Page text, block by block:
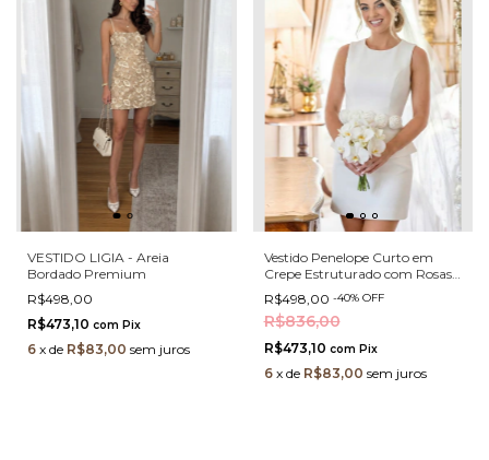
VESTIDO LIGIA - Areia
Bordado Premium
R$498,00
R$473,10 com Pix
6 x de R$83,00 sem juros
Vestido Penelope Curto em
Crepe Estruturado com Rosas
3D e Peplum
R$498,00 -40% OFF
R$836,00
R$473,10 com Pix
6 x de R$83,00 sem juros